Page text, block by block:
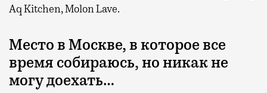
Aq Kitchen, Molon Lave.
Место в Москве, в которое все
время собираюсь, но никак не
могу доехать…